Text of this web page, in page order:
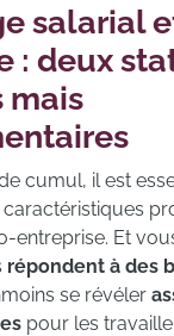
salarial
: deux
mais
cumul, il est
entreprise. Et
répondent à des
se révéler
pour les